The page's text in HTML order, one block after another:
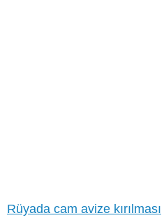
Rüyada cam avize kırılması